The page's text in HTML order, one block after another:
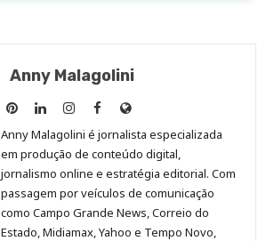
Anny Malagolini
Anny
Malagolini
no
Pinterest
Anny
Malagolini
no
LinkedIn
Anny
Malagolini
no
Instagram
Anny
Malagolini
no
Facebook
Site
de
Anny
Malagolini
Anny Malagolini é jornalista especializada
em produção de conteúdo digital,
jornalismo online e estratégia editorial. Com
passagem por veículos de comunicação
como Campo Grande News, Correio do
Estado, Midiamax, Yahoo e Tempo Novo,